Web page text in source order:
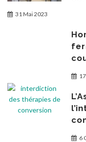
31 Mai 2023
6